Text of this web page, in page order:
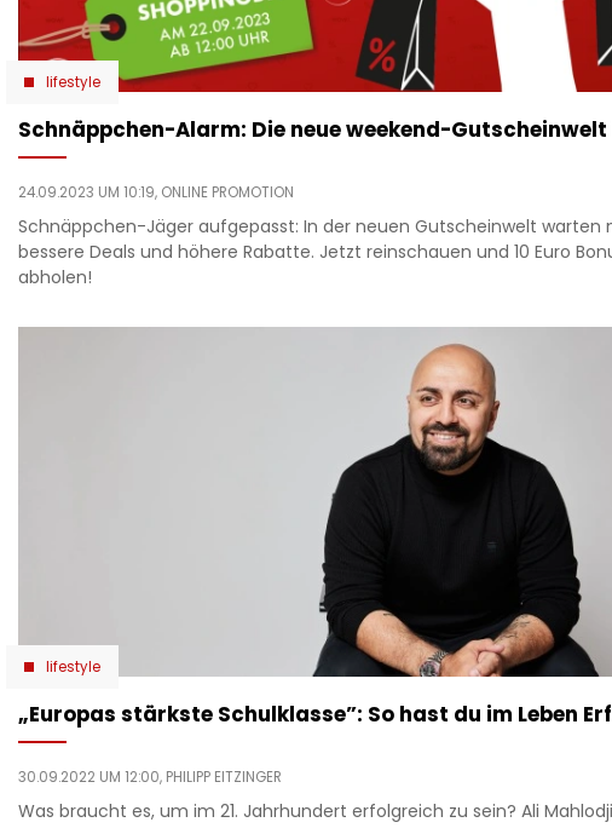
lifestyle
Schnäppchen-Alarm: Die neue weekend-
24.09.2023 UM 10:19, ONLINE PROMOTION
Schnäppchen-Jäger aufgepasst: In der neuen Gutscheinwelt warten
bessere Deals und höhere Rabatte. Jetzt reinschauen und 10 Euro
abholen!
lifestyle
„Europas stärkste Schulklasse”: So hast du im Leben
30.09.2022 UM 12:00, PHILIPP EITZINGER
Was braucht es, um im 21. Jahrhundert erfolgreich zu sein? Ali